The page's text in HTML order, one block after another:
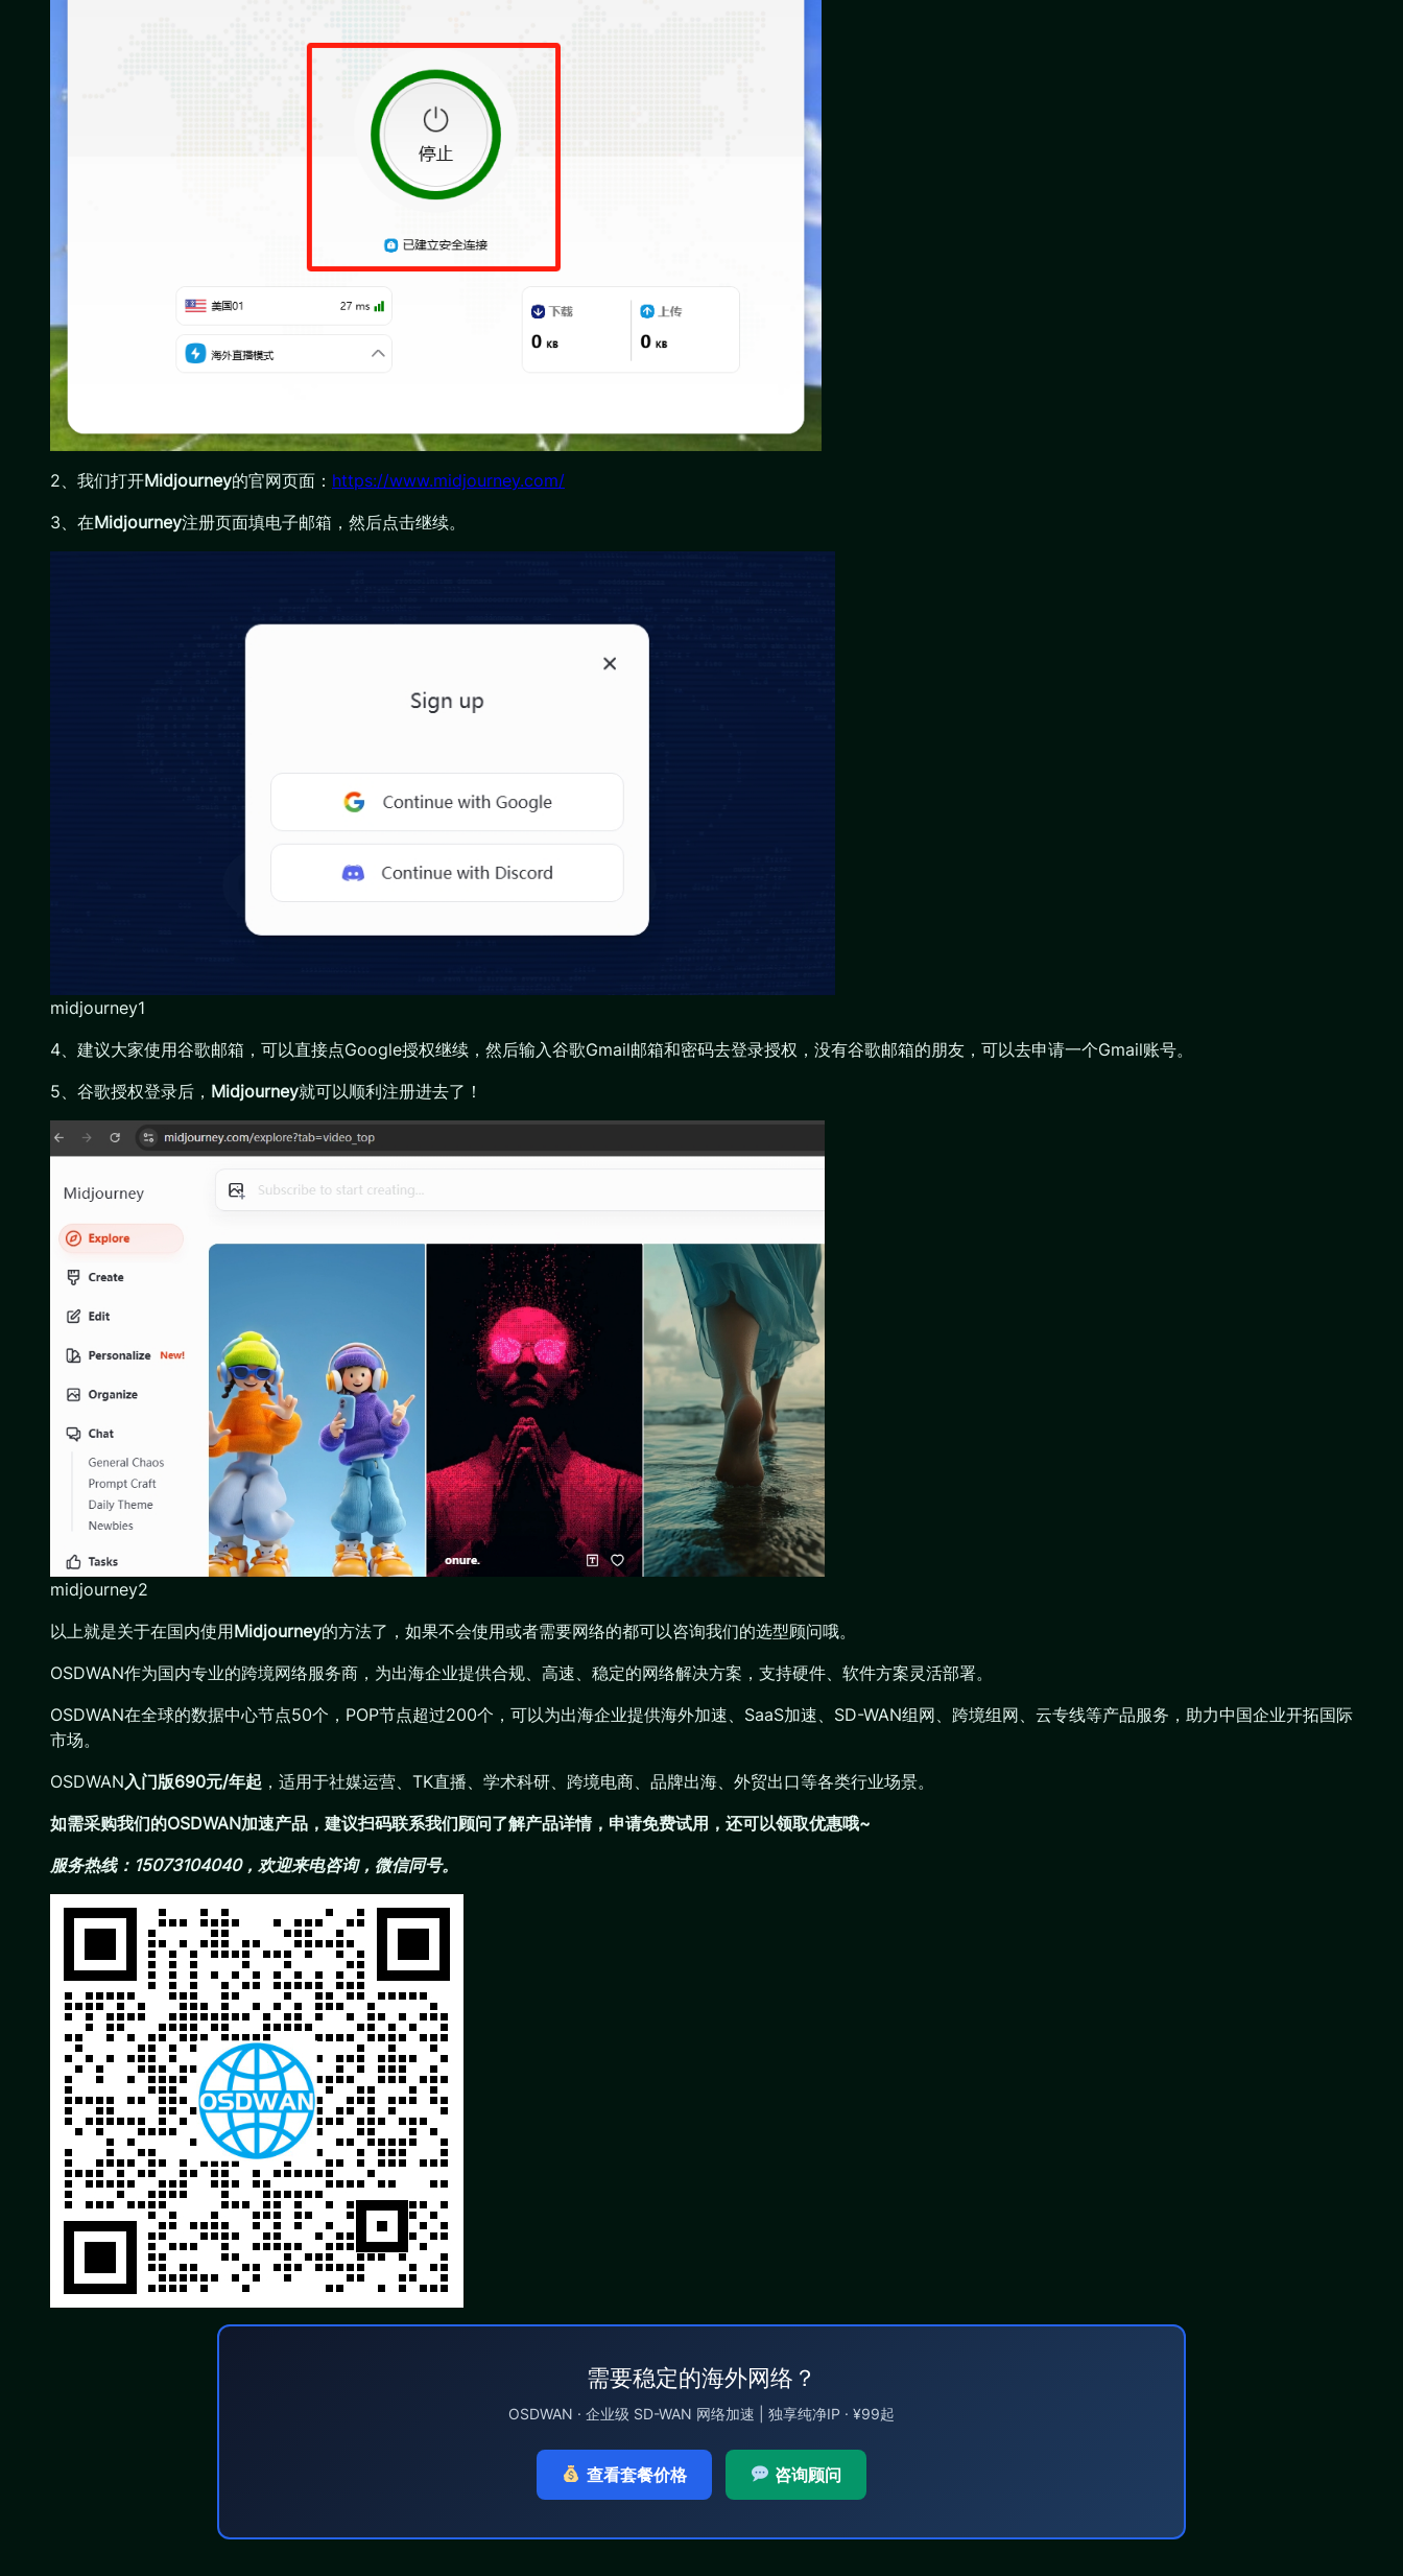
2、我们打开Midjourney的官网页面： https://www.midjourney.com/
3、在Midjourney注册页面填电子邮箱，然后点击继续。
midjourney1
4、建议大家使用谷歌邮箱，可以直接点Google授权继续，然后输入谷歌Gmail邮箱和密码去登录授权，没有谷歌邮箱的朋友，可以去申请一个Gmail账号。
5、谷歌授权登录后， Midjourney就可以顺利注册进去了！
midjourney2
以上就是关于在国内使用Midjourney的方法了，如果不会使用或者需要网络的都可以咨询我们的选型顾问哦。
OSDWAN作为国内专业的跨境网络服务商，为出海企业提供合规、高速、稳定的网络解决方案，支持硬件、软件方案灵活部署。
OSDWAN在全球的数据中心节点50个，POP节点超过200个，可以为出海企业提供海外加速、SaaS加速、SD-WAN组网、跨境组网、云专线等产品服务，助力中国企业开拓国际
市场。
OSDWAN 入门版690元/年起 ，适用于社媒运营、TK直播、学术科研、跨境电商、品牌出海、外贸出口等各类行业场景。
如需采购我们的OSDWAN加速产品，建议扫码联系我们顾问了解产品详情，申请免费试用，还可以领取优惠哦~
服务热线：15073104040，欢迎来电咨询，微信同号。
需要稳定的海外网络？
OSDWAN · 企业级 SD-WAN 网络加速 | 独享纯净IP · ¥99起
查看套餐价格 咨询顾问